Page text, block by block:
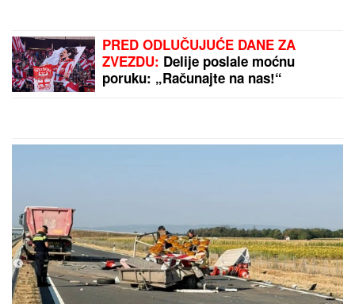
PRED ODLUČUJUĆE DANE ZA
ZVEZDU: Delije poslale moćnu
poruku: „Računajte na nas!“